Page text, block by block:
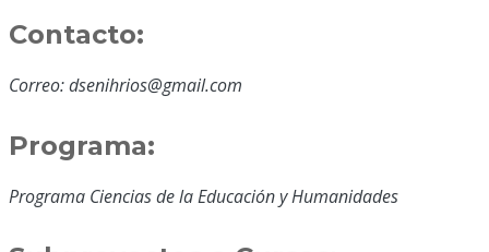
Contacto:
Correo: dsenihrios@gmail.com
Programa:
Programa Ciencias de la Educación y Humanidades